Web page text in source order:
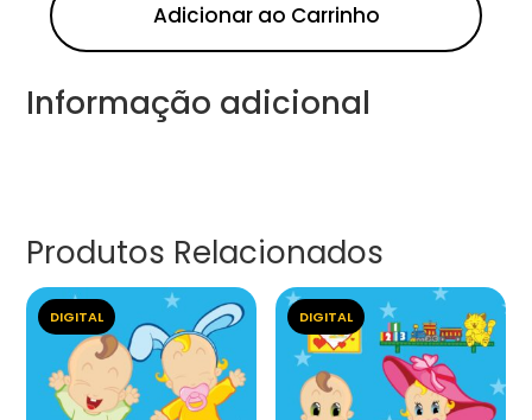
Adicionar ao Carrinho
Informação adicional
Produtos Relacionados
DIGITAL DIGITAL